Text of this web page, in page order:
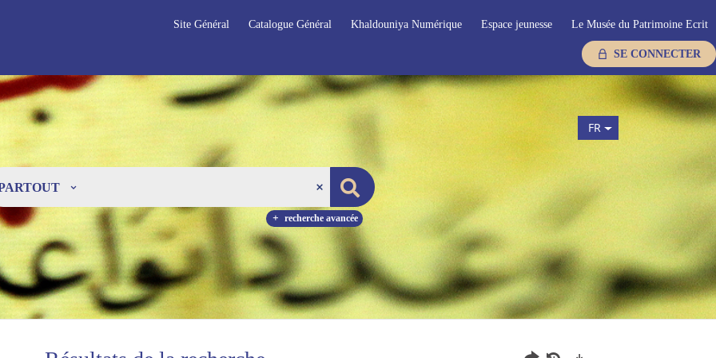
Site Général Catalogue Général Khaldouniya Numérique Espace jeunesse Le Musée du Patrimoine Ecrit
SE CONNECTER
recherche avancée
FR